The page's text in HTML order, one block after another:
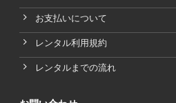
お支払いについて
レンタル利用規約
レンタルまでの流れ